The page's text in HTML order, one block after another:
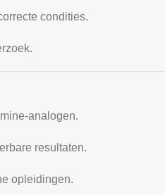
condities.
analogen.
resultaten.
opleidingen.